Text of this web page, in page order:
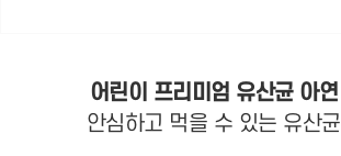
어린이 프리미엄 유산균 아연
안심하고 먹을 수 있는 유산균